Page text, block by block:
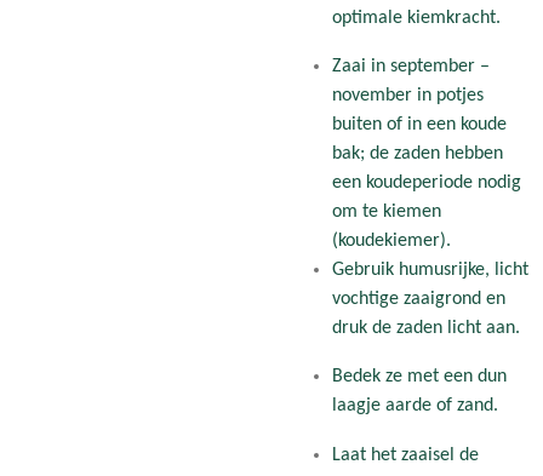
optimale kiemkracht.
Zaai in september –
november in potjes
buiten of in een koude
bak; de zaden hebben
een koudeperiode nodig
om te kiemen
(koudekiemer).
Gebruik humusrijke, licht
vochtige zaaigrond en
druk de zaden licht aan.
Bedek ze met een dun
laagje aarde of zand.
Laat het zaaisel de